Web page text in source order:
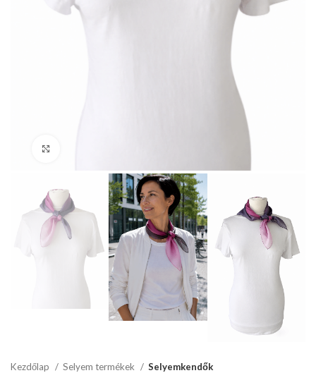
Kezdőlap Selyem termékek Selyemkendők